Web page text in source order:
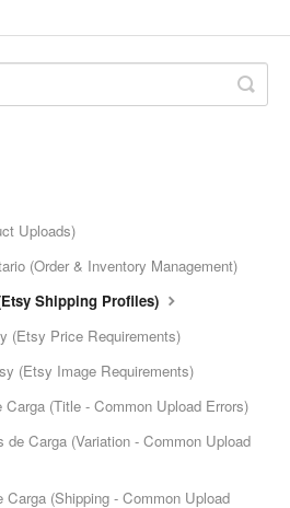
Etsy App Info
Uploads)
(Order & Inventory Management)
Shipping Profiles)
(Etsy Price Requirements)
(Etsy Image Requirements)
(Title - Common Upload Errors)
de Carga (Variation - Common Upload
(Shipping - Common Upload